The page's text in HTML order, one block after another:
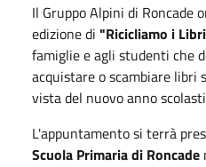
Il Gruppo Alpini di Roncade
edizione di "Ricicliamo i
famiglie e agli studenti che
acquistare o scambiare libri
vista del nuovo anno
L'appuntamento si terrà
Scuola Primaria di Roncade